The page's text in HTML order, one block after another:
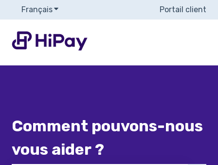
FrançaisAfficher le sous-menu pour les traductions
Portail client
Comment pouvons-nous
vous aider ?